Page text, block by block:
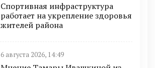
Спортивная инфраструктура
работает на укрепление здоровья
жителей района
6 августа 2026, 14:49